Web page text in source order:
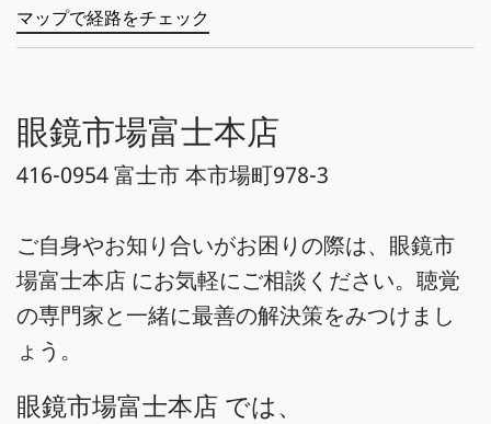
マップで経路をチェック
眼鏡市場富士本店
416-0954 富士市 本市場町978-3
ご自身やお知り合いがお困りの際は、眼鏡市
場富士本店 にお気軽にご相談ください。聴覚
の専門家と一緒に最善の解決策をみつけまし
ょう。
眼鏡市場富士本店 では、